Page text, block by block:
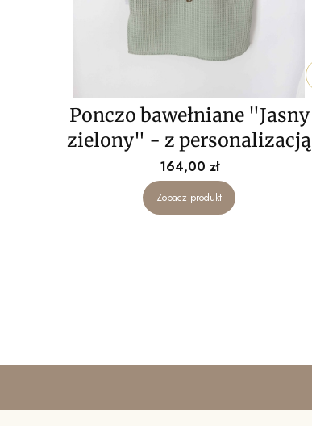
Ponczo bawełniane "Jasny
zielony" - z personalizacją
Cena
164,00 zł
Zobacz produkt